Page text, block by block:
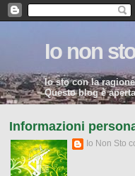
Io non
Io sto con la
Questo blog è
Informazioni
Io Non Sto